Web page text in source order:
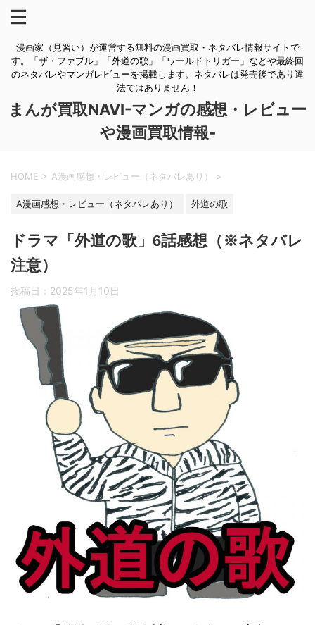
漫画家（見習い）が運営する無料の漫画買取・ネタバレ情報サイトで
す。「ザ・ファブル」「外道の歌」「ワールドトリガー」などや最終回
のネタバレやマンガレビューを掲載します。ネタバレは発売後であり違
法ではありません！
まんが買取NAVI-マンガの感想・レビュー
や漫画買取情報-
HOME > A漫画感想・レビュー（ネタバレあり） >
A漫画感想・レビュー（ネタバレあり） 外道の歌
ドラマ「外道の歌」6話感想（※ネタバレ
注意）
投稿日： 2025年1月10日